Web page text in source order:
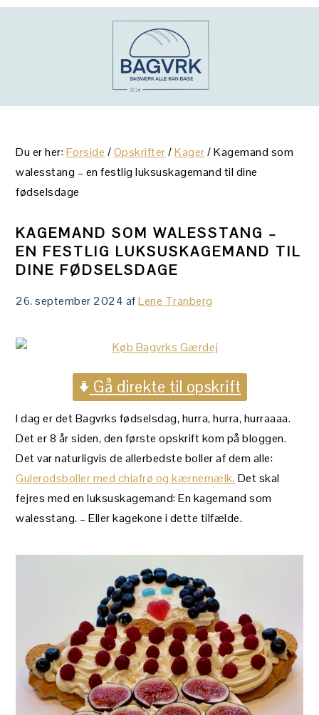
Gå
Skip
Gå
Du er her:Forside /Opskrifter / Kager /Kagemand som
walesstang – en festlig luksuskagemand til dine
fødselsdage
KAGEMAND SOM WALESSTANG –
EN FESTLIG LUKSUSKAGEMAND TIL
DINE FØDSELSDAGE
26. september 2024 afLene Tranberg
Gå direkte til opskrift
I dag er det Bagvrks fødselsdag, hurra, hurra, hurraaaa.
Det er 8 år siden, den første opskrift kom på bloggen.
Det var naturligvis de allerbedste boller af dem alle:
Gulerodsboller med chiafrø og kærnemælk. Det skal
fejres med en luksuskagemand: En kagemand som
walesstang. – Eller kagekone i dette tilfælde.